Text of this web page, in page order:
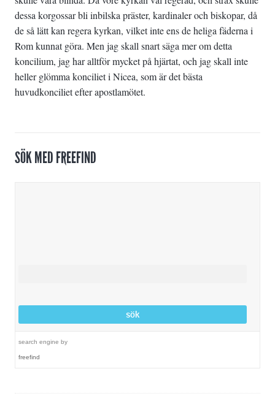
dessa korgossar bli inbilska präster, kardinaler och biskopar, då
de så lätt kan regera kyrkan, vilket inte ens de heliga fäderna i
Rom kunnat göra. Men jag skall snart säga mer om detta
koncilium, jag har alltför mycket på hjärtat, och jag skall inte
heller glömma konciliet i Nicea, som är det bästa
huvudkonciliet efter apostlamötet.
SÖK MED FREEFIND
search engine by
freefind